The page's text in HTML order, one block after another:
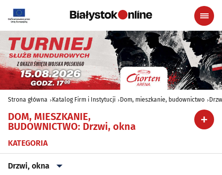
Strona główna Katalog Firm i Instytucji Dom, mieszkanie, budownictwo
DOM, MIESZKANIE,
BUDOWNICTWO: Drzwi, okna
KATEGORIA
Drzwi, okna